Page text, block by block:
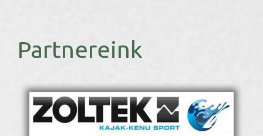
Partnereink